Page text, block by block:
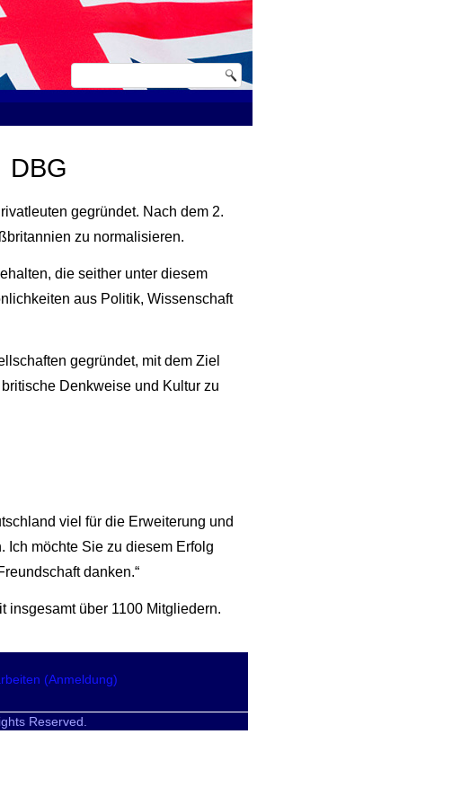
DBG
gegründet. Nach dem 2.
zu normalisieren.
die seither unter diesem
aus Politik, Wissenschaft
gegründet, mit dem Ziel
Denkweise und Kultur zu
viel für die Erweiterung und
Ich möchte Sie zu diesem Erfolg
danken.“
über 1100 Mitgliedern.
(Anmeldung)
Reserved.